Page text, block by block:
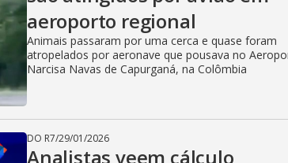
aeroporto regional
Animais passaram por uma cerca e quase foram
atropelados por aeronave que pousava no
Narcisa Navas de Capurganá, na Colômbia
DO R7/29/01/2026
Analistas veem cálculo